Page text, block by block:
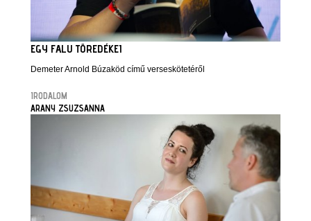
EGY FALU TÖREDÉKEI
Demeter Arnold Búzaköd című verseskötetéről
IRODALOM
ARANY ZSUZSANNA